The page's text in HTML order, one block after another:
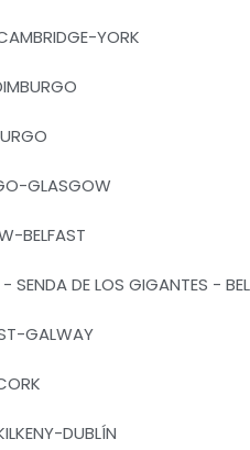
YORK
GLASGOW
BELFAST
DE LOS GIGANTES -
GALWAY
DUBLÍN